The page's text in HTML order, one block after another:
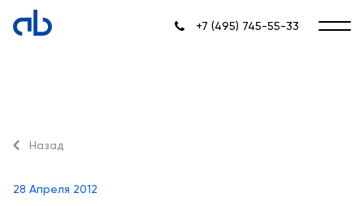
+7 (495) 745-55-33
Назад
28 Апреля 2012